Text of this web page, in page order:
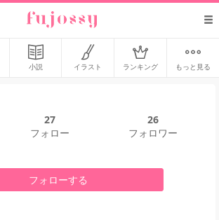
小説 イラスト ランキング もっと見る
27
フォロー
26
フォロワー
フォローする